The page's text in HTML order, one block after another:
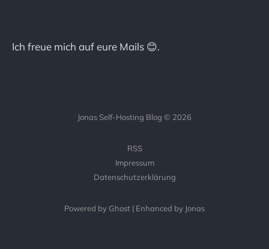
Ich freue mich auf eure Mails 😊.
Jonas Self-Hosting Blog © 2026
RSS
Impressum
Datenschutzerklärung
Powered by Ghost | Enhanced by Jonas